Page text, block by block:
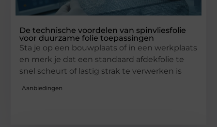
De technische voordelen van spinvliesfolie
voor duurzame folie toepassingen
Sta je op een bouwplaats of in een werkplaats
en merk je dat een standaard afdekfolie te
snel scheurt of lastig strak te verwerken is
Aanbiedingen